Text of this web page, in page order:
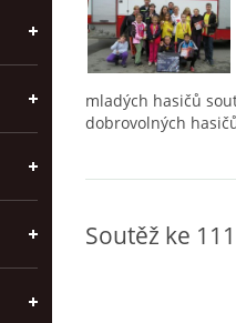
mladých hasičů
dobrovolných
Soutěž ke